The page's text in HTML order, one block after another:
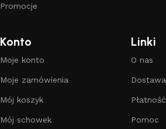
Promocje
Konto
Moje konto
Moje zamówienia
Mój koszyk
Mój schowek
Linki
O nas
Dostawa
Płatność
Pomoc